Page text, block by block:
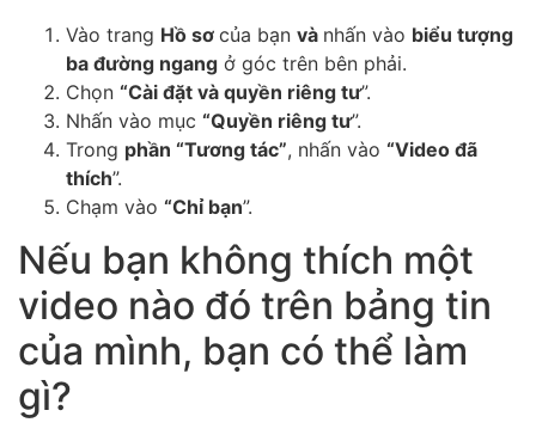
Vào trang Hồ sơ của bạn và nhấn vào biểu tượng
ba đường ngang ở góc trên bên phải.
Chọn “Cài đặt và quyền riêng tư”.
Nhấn vào mục “Quyền riêng tư”.
Trong phần “Tương tác”, nhấn vào “Video đã
thích”.
Chạm vào “Chỉ bạn”.
Nếu bạn không thích một
video nào đó trên bảng tin
của mình, bạn có thể làm
gì?